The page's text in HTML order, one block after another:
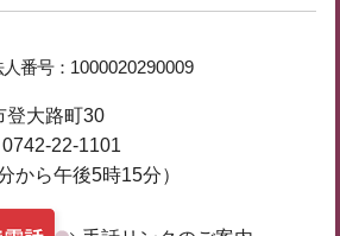
番号： 1000020290009
大路町30
0742-22-1101
から午後5時15分）